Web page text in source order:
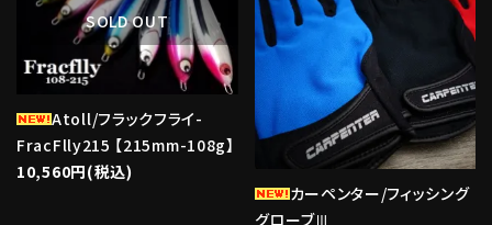
SOLD OUT
Atoll/フラックフライ-
FracFlly215 【215mm-108g】
10,560円(税込)
カーペンター/フィッシング
グローブⅢ